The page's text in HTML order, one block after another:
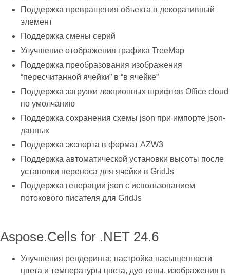
Поддержка превращения объекта в декоративный
элемент
Поддержка смены серий
Улучшение отображения графика TreeMap
Поддержка преобразования изображения
“пересчитанной ячейки” в “в ячейке”
Поддержка загрузки локционных шрифтов Office cloud
по умолчанию
Поддержка сохранения схемы json при импорте json-
данных
Поддержка экспорта в формат AZW3
Поддержка автоматической установки высоты после
установки переноса для ячейки в GridJs
Поддержка генерации json с использованием
потокового писателя для GridJs
Aspose.Cells for .NET 24.6
Улучшения рендеринга: настройка насыщенности
цвета и температуры цвета, дуо тоны, изображения в